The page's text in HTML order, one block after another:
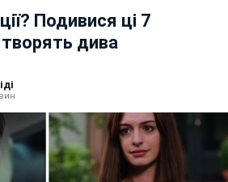
Подивися ці 7
творять дива